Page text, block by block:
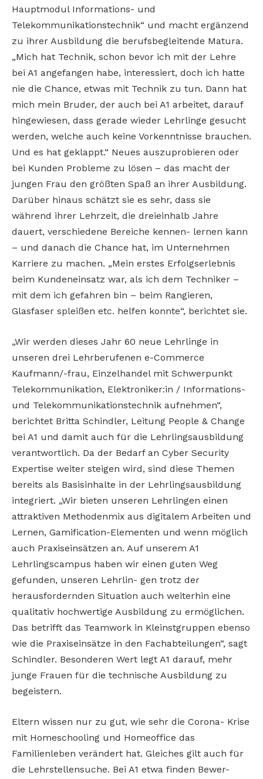
Hauptmodul Informations- und
Telekommunikationstechnik“ und macht ergänzend
zu ihrer Ausbildung die berufsbegleitende Matura.
„Mich hat Technik, schon bevor ich mit der Lehre
bei A1 angefangen habe, interessiert, doch ich hatte
nie die Chance, etwas mit Technik zu tun. Dann hat
mich mein Bruder, der auch bei A1 arbeitet, darauf
hingewiesen, dass gerade wieder Lehrlinge gesucht
werden, welche auch keine Vorkenntnisse brauchen.
Und es hat geklappt.“ Neues auszuprobieren oder
bei Kunden Probleme zu lösen – das macht der
jungen Frau den größten Spaß an ihrer Ausbildung.
Darüber hinaus schätzt sie es sehr, dass sie
während ihrer Lehrzeit, die dreieinhalb Jahre
dauert, verschiedene Bereiche kennen- lernen kann
– und danach die Chance hat, im Unternehmen
Karriere zu machen. „Mein erstes Erfolgserlebnis
beim Kundeneinsatz war, als ich dem Techniker –
mit dem ich gefahren bin – beim Rangieren,
Glasfaser spleißen etc. helfen konnte“, berichtet sie.
„Wir werden dieses Jahr 60 neue Lehrlinge in
unseren drei Lehrberufenen e-Commerce
Kaufmann/-frau, Einzelhandel mit Schwerpunkt
Telekommunikation, Elektroniker:in / Informations-
und Telekommunikationstechnik aufnehmen“,
berichtet Britta Schindler, Leitung People & Change
bei A1 und damit auch für die Lehrlingsausbildung
verantwortlich. Da der Bedarf an Cyber Security
Expertise weiter steigen wird, sind diese Themen
bereits als Basisinhalte in der Lehrlingsausbildung
integriert. „Wir bieten unseren Lehrlingen einen
attraktiven Methodenmix aus digitalem Arbeiten und
Lernen, Gamification-Elementen und wenn möglich
auch Praxiseinsätzen an. Auf unserem A1
Lehrlingscampus haben wir einen guten Weg
gefunden, unseren Lehrlin- gen trotz der
herausfordernden Situation auch weiterhin eine
qualitativ hochwertige Ausbildung zu ermöglichen.
Das betrifft das Teamwork in Kleinstgruppen ebenso
wie die Praxiseinsätze in den Fachabteilungen“, sagt
Schindler. Besonderen Wert legt A1 darauf, mehr
junge Frauen für die technische Ausbildung zu
begeistern.
Eltern wissen nur zu gut, wie sehr die Corona- Krise
mit Homeschooling und Homeoffice das
Familienleben verändert hat. Gleiches gilt auch für
die Lehrstellensuche. Bei A1 etwa finden Bewer-